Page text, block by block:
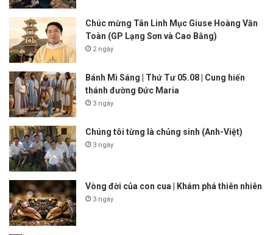
Chúc mừng Tân Linh Mục Giuse Hoàng Văn
Toàn (GP Lạng Sơn và Cao Bằng)
2 ngày
Bánh Mì Sáng | Thứ Tư 05.08 | Cung hiến
thánh đường Đức Maria
3 ngày
Chúng tôi từng là chủng sinh (Anh-Việt)
3 ngày
Vòng đời của con cua | Khám phá thiên nhiên
3 ngày